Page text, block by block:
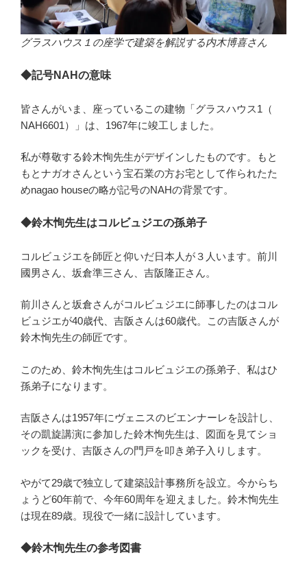
グラスハウス１の座学で建築を解説する内木博喜さん
◆記号NAHの意味
皆さんがいま、座っているこの建物「グラスハウス1（
NAH6601）」は、1967年に竣工しました。
私が尊敬する鈴木恂先生がデザインしたものです。もと
もとナガオさんという宝石業の方お宅として作られたた
めnagao houseの略が記号のNAHの背景です。
◆鈴木恂先生はコルビュジエの孫弟子
コルビュジエを師匠と仰いだ日本人が３人います。前川
國男さん、坂倉準三さん、吉阪隆正さん。
前川さんと坂倉さんがコルビュジエに師事したのはコル
ビュジエが40歳代、吉阪さんは60歳代。この吉阪さんが
鈴木恂先生の師匠です。
このため、鈴木恂先生はコルビュジエの孫弟子、私はひ
孫弟子になります。
吉阪さんは1957年にヴェニスのビエンナーレを設計し、
その凱旋講演に参加した鈴木恂先生は、図面を見てショ
ックを受け、吉阪さんの門戸を叩き弟子入りします。
やがて29歳で独立して建築設計事務所を設立。今からち
ょうど60年前で、今年60周年を迎えました。鈴木恂先生
は現在89歳。現役で一緒に設計しています。
◆鈴木恂先生の参考図書